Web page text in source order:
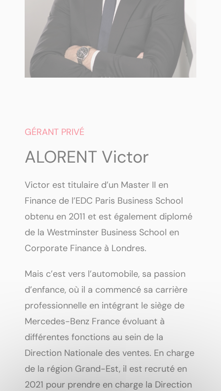
GÉRANT PRIVÉ
ALORENT Victor
Victor est titulaire d’un Master II en
Finance de l’EDC Paris Business School
obtenu en 2011 et est également diplomé
de la Westminster Business School en
Corporate Finance à Londres.
Mais c’est vers l’automobile, sa passion
d’enfance, où il a commencé sa carrière
professionnelle en intégrant le siège de
Mercedes-Benz France évoluant à
différentes fonctions au sein de la
Direction Nationale des ventes. En charge
de la région Grand-Est, il est recruté en
2021 pour prendre en charge la Direction